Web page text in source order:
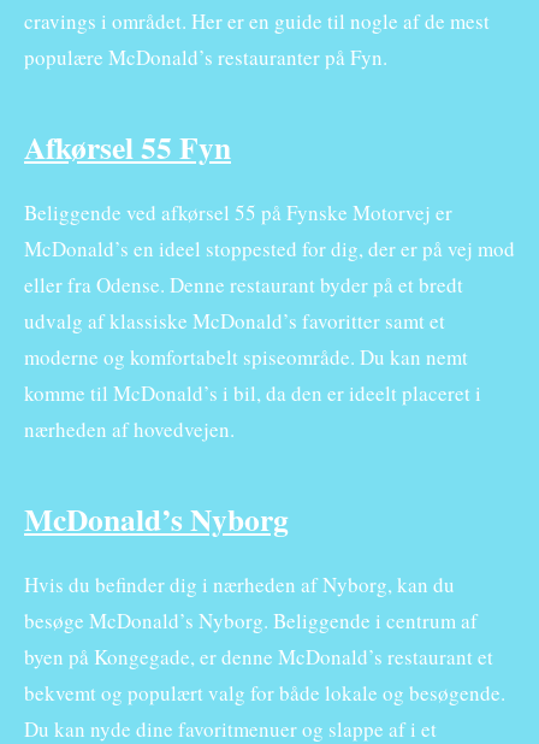
cravings i området. Her er en guide til nogle af de mest
populære McDonald’s restauranter på Fyn.
Afkørsel 55 Fyn
Beliggende ved afkørsel 55 på Fynske Motorvej er
McDonald’s en ideel stoppested for dig, der er på vej mod
eller fra Odense. Denne restaurant byder på et bredt
udvalg af klassiske McDonald’s favoritter samt et
moderne og komfortabelt spiseområde. Du kan nemt
komme til McDonald’s i bil, da den er ideelt placeret i
nærheden af hovedvejen.
McDonald’s Nyborg
Hvis du befinder dig i nærheden af Nyborg, kan du
besøge McDonald’s Nyborg. Beliggende i centrum af
byen på Kongegade, er denne McDonald’s restaurant et
bekvemt og populært valg for både lokale og besøgende.
Du kan nyde dine favoritmenuer og slappe af i et